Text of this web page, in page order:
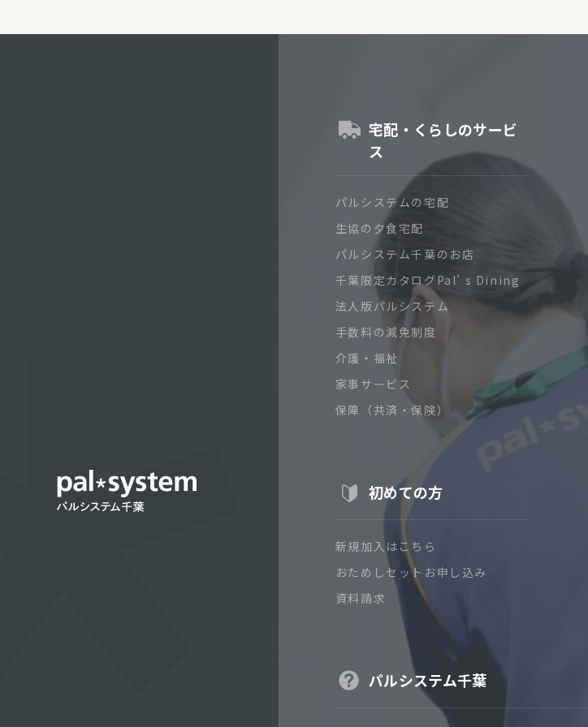
宅配・くらしのサービ
ス
パルシステムの宅配
生協の夕食宅配
パルシステム千葉のお店
千葉限定カタログPal’ s Dining
法人版パルシステム
手数料の減免制度
介護・福祉
家事サービス
保障（共済・保険）
初めての方
新規加入はこちら
おためしセットお申し込み
資料請求
パルシステム千葉